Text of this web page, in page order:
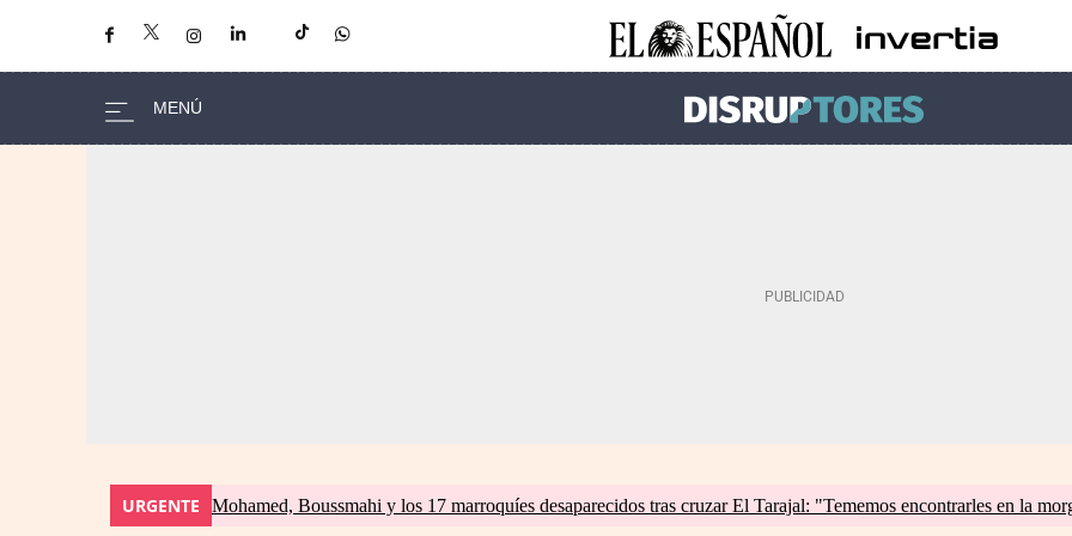
URGENTE Mohamed, Boussmahi y los 17 marroquíes desaparecidos tras cruzar El Tarajal: "Tememos encontrarles en la